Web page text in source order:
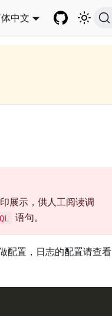
中文
展示，供人工阅读调
语句。
配置，日志的配置请查看